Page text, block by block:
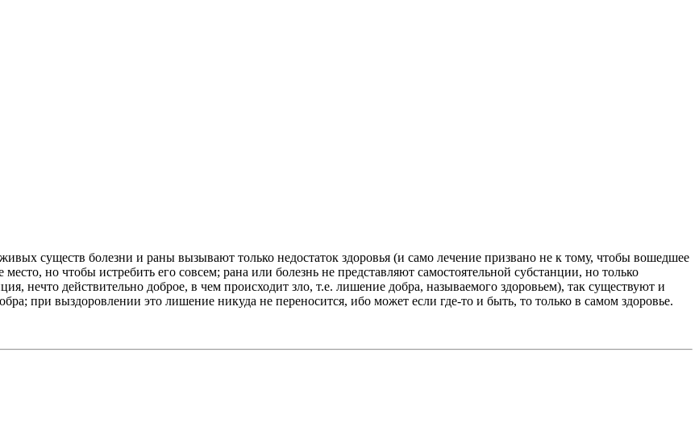
существ болезни и раны вызывают только недостаток здоровья (и само лечение призвано не к тому, чтобы вошедшее
но чтобы истребить его совсем; рана или болезнь не представляют самостоятельной субстанции, но только
нечто действительно доброе, в чем происходит зло, т.е. лишение добра, называемого здоровьем), так существуют и
при выздоровлении это лишение никуда не переносится, ибо может если где-то и быть, то только в самом здоровье.